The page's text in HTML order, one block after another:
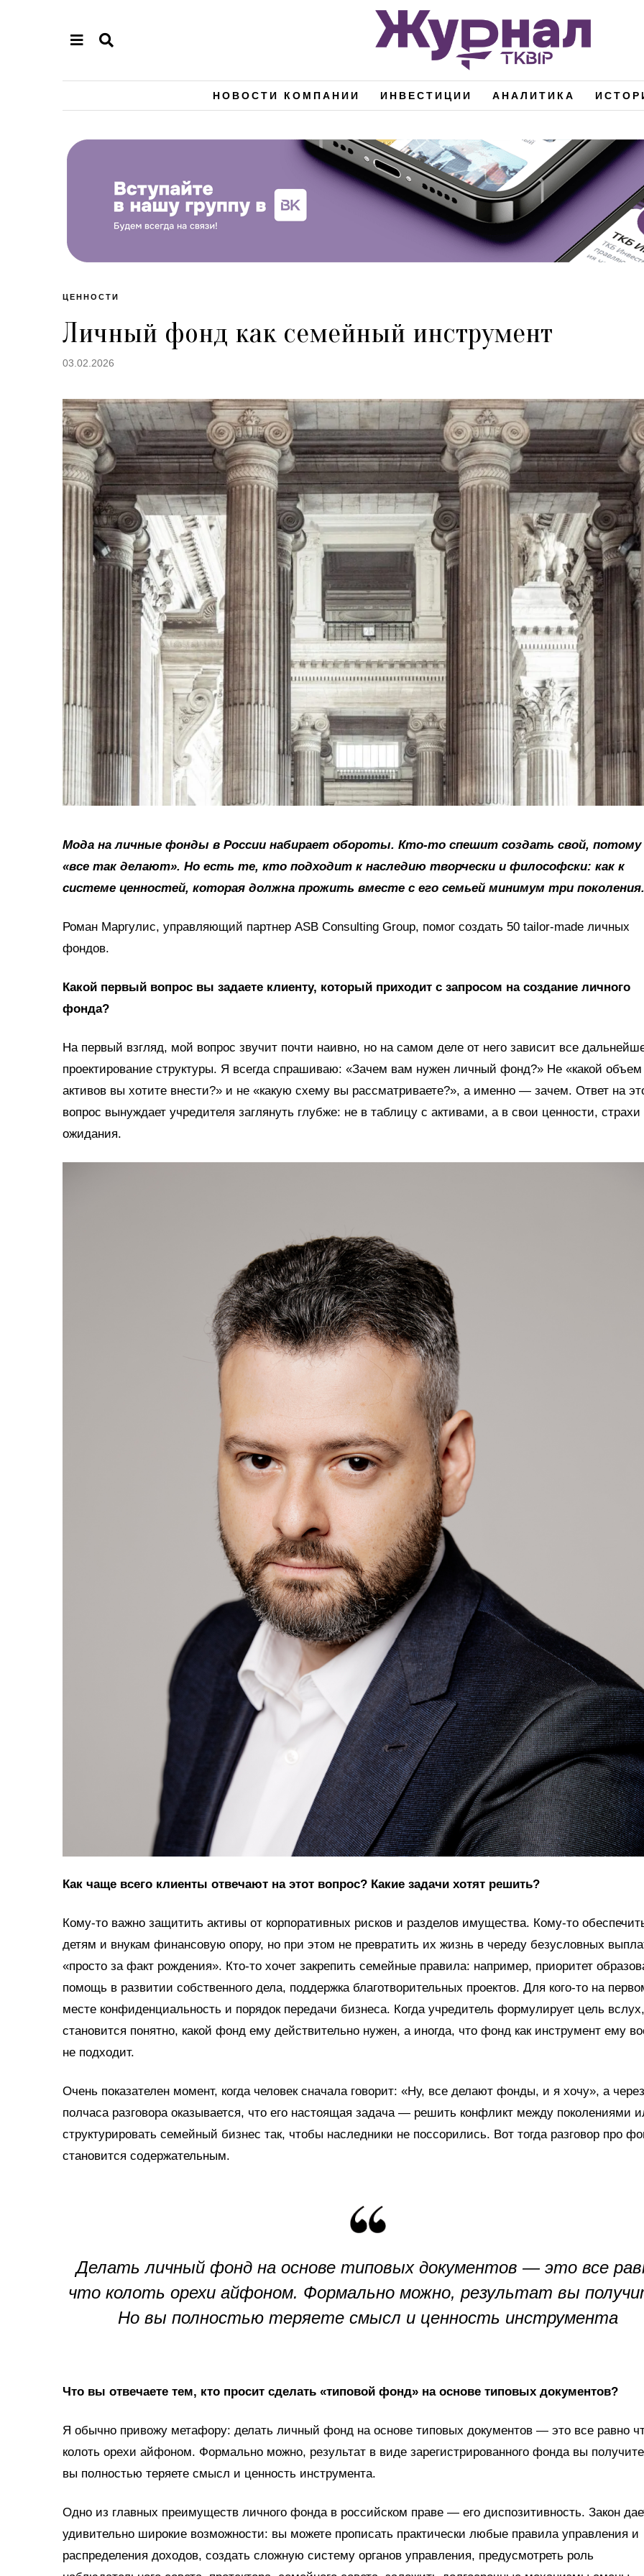
НОВОСТИ КОМПАНИИ ИНВЕСТИЦИИ АНАЛИТИКА
ЦЕННОСТИ
Личный фонд как семейный инструмент
03.02.2026
Мода на личные фонды в России набирает обороты. Кто-то спешит создать свой,
«все так делают». Но есть те, кто подходит к наследию творчески и философски: как к
системе ценностей, которая должна прожить вместе с его семьей минимум три поколения.
Роман Маргулис, управляющий партнер ASB Consulting Group, помог создать 50 tailor-made личных
фондов.
Какой первый вопрос вы задаете клиенту, который приходит с запросом на создание личного
фонда?
На первый взгляд, мой вопрос звучит почти наивно, но на самом деле от него зависит все
проектирование структуры. Я всегда спрашиваю: «Зачем вам нужен личный фонд?» Не «какой объем
активов вы хотите внести?» и не «какую схему вы рассматриваете?», а именно — зачем. Ответ на
вопрос вынуждает учредителя заглянуть глубже: не в таблицу с активами, а в свои ценности, страхи
ожидания.
Как чаще всего клиенты отвечают на этот вопрос? Какие задачи хотят решить?
Кому‑то важно защитить активы от корпоративных рисков и разделов имущества. Кому‑то
детям и внукам финансовую опору, но при этом не превратить их жизнь в череду безусловных
«просто за факт рождения». Кто‑то хочет закрепить семейные правила: например, приоритет
помощь в развитии собственного дела, поддержка благотворительных проектов. Для кого‑то на
месте конфиденциальность и порядок передачи бизнеса. Когда учредитель формулирует цель вслух,
становится понятно, какой фонд ему действительно нужен, а иногда, что фонд как инструмент ему
не подходит.
Очень показателен момент, когда человек сначала говорит: «Ну, все делают фонды, и я хочу», а через
полчаса разговора оказывается, что его настоящая задача — решить конфликт между поколениями
структурировать семейный бизнес так, чтобы наследники не поссорились. Вот тогда разговор про
становится содержательным.
Делать личный фонд на основе типовых документов — это все
что колоть орехи айфоном. Формально можно, результат вы
Но вы полностью теряете смысл и ценность инструмента
Что вы отвечаете тем, кто просит сделать «типовой фонд» на основе типовых документов?
Я обычно привожу метафору: делать личный фонд на основе типовых документов — это все равно
колоть орехи айфоном. Формально можно, результат в виде зарегистрированного фонда вы
вы полностью теряете смысл и ценность инструмента.
Одно из главных преимуществ личного фонда в российском праве — его диспозитивность. Закон
удивительно широкие возможности: вы можете прописать практически любые правила управления и
распределения доходов, создать сложную систему органов управления, предусмотреть роль